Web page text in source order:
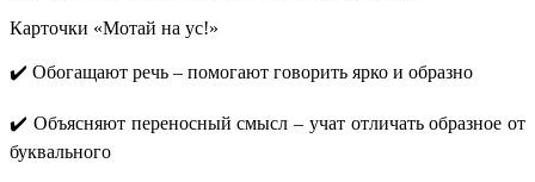
Карточки «Мотай на ус!»
✔️ Обогащают речь – помогают говорить ярко и образно
✔️ Объясняют переносный смысл – учат отличать образное от
буквального